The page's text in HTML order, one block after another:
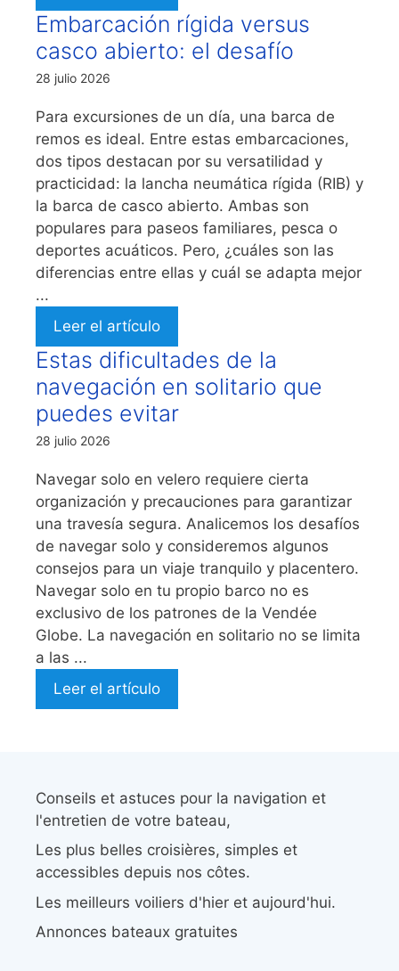
Embarcación rígida versus
casco abierto: el desafío
28 julio 2026
Para excursiones de un día, una barca de
remos es ideal. Entre estas embarcaciones,
dos tipos destacan por su versatilidad y
practicidad: la lancha neumática rígida (RIB) y
la barca de casco abierto. Ambas son
populares para paseos familiares, pesca o
deportes acuáticos. Pero, ¿cuáles son las
diferencias entre ellas y cuál se adapta mejor
...
Leer el artículo
Estas dificultades de la
navegación en solitario que
puedes evitar
28 julio 2026
Navegar solo en velero requiere cierta
organización y precauciones para garantizar
una travesía segura. Analicemos los desafíos
de navegar solo y consideremos algunos
consejos para un viaje tranquilo y placentero.
Navegar solo en tu propio barco no es
exclusivo de los patrones de la Vendée
Globe. La navegación en solitario no se limita
a las ...
Leer el artículo
Conseils et astuces pour la navigation et
l'entretien de votre bateau,
Les plus belles croisières, simples et
accessibles depuis nos côtes.
Les meilleurs voiliers d'hier et aujourd'hui.
Annonces bateaux gratuites